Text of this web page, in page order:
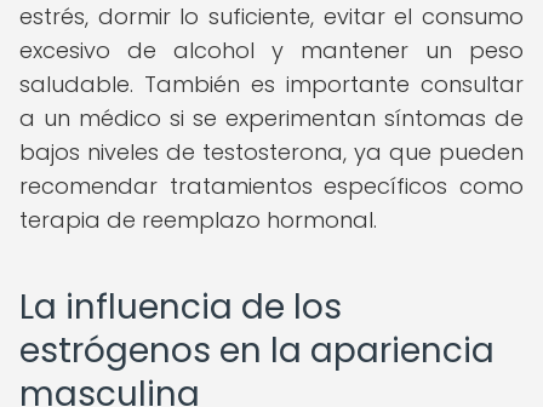
estrés, dormir lo suficiente, evitar el consumo
excesivo de alcohol y mantener un peso
saludable. También es importante consultar
a un médico si se experimentan síntomas de
bajos niveles de testosterona, ya que pueden
recomendar tratamientos específicos como
terapia de reemplazo hormonal.
La influencia de los
estrógenos en la apariencia
masculina